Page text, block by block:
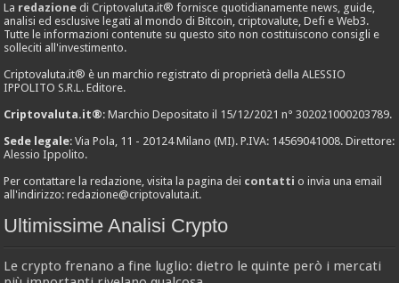
La redazione di Criptovaluta.it® fornisce quotidianamente news, guide,
analisi ed esclusive legati al mondo di Bitcoin, criptovalute, Defi e Web3.
Tutte le informazioni contenute su questo sito non costituiscono consigli e
solleciti all'investimento.
Criptovaluta.it® è un marchio registrato di proprietà della ALESSIO
IPPOLITO S.R.L. Editore.
Criptovaluta.it®: Marchio Depositato il 15/12/2021 n° 302021000203789.
Sede legale: Via Pola, 11 - 20124 Milano (MI). P.IVA: 14569041008. Direttore:
Alessio Ippolito.
Per contattare la redazione, visita la pagina dei contatti o invia una email
all'indirizzo:redazione@criptovaluta.it.
Ultimissime Analisi Crypto
Le crypto frenano a fine luglio: dietro le quinte però i mercati